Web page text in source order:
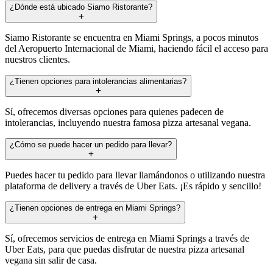
¿Dónde está ubicado Siamo Ristorante?
Siamo Ristorante se encuentra en Miami Springs, a pocos minutos
del Aeropuerto Internacional de Miami, haciendo fácil el acceso para
nuestros clientes.
¿Tienen opciones para intolerancias alimentarias?
Sí, ofrecemos diversas opciones para quienes padecen de
intolerancias, incluyendo nuestra famosa pizza artesanal vegana.
¿Cómo se puede hacer un pedido para llevar?
Puedes hacer tu pedido para llevar llamándonos o utilizando nuestra
plataforma de delivery a través de Uber Eats. ¡Es rápido y sencillo!
¿Tienen opciones de entrega en Miami Springs?
Sí, ofrecemos servicios de entrega en Miami Springs a través de
Uber Eats, para que puedas disfrutar de nuestra pizza artesanal
vegana sin salir de casa.